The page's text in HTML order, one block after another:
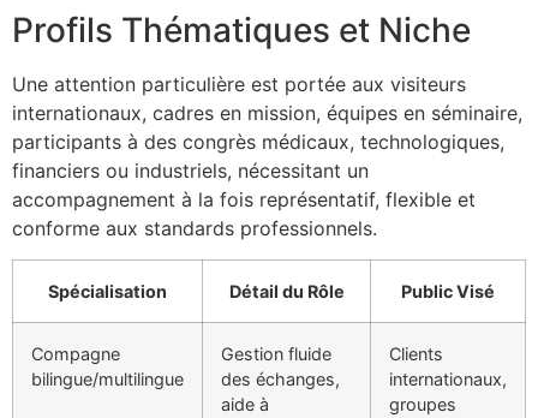
Profils Thématiques et Niche
Une attention particulière est portée aux visiteurs
internationaux, cadres en mission, équipes en séminaire,
participants à des congrès médicaux, technologiques,
financiers ou industriels, nécessitant un
accompagnement à la fois représentatif, flexible et
conforme aux standards professionnels.
Spécialisation Détail du Rôle Public Visé
Compagne
bilingue/multilingue
Gestion fluide
des échanges,
aide à
Clients
internationaux,
groupes